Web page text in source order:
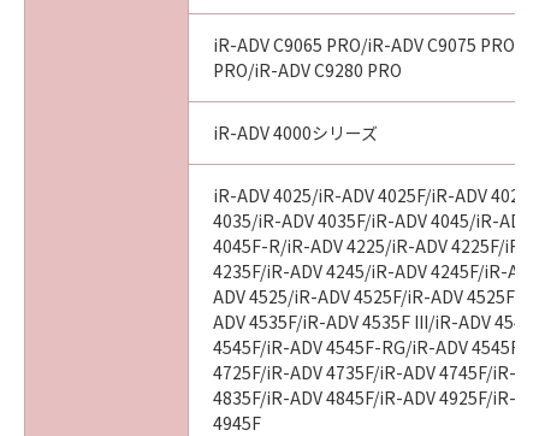
iR-ADV C9065 PRO/iR-ADV C9075 PRO/
PRO/iR-ADV C9280 PRO
iR-ADV 4000シリーズ
iR-ADV 4025/iR-ADV 4025F/iR-ADV
4035/iR-ADV 4035F/iR-ADV 4045/iR-ADV
4045F-R/iR-ADV 4225/iR-ADV 4225F/iR-
4235F/iR-ADV 4245/iR-ADV 4245F/iR-
ADV 4525/iR-ADV 4525F/iR-ADV 4525F
ADV 4535F/iR-ADV 4535F III/iR-ADV
4545F/iR-ADV 4545F-RG/iR-ADV 4545F
4725F/iR-ADV 4735F/iR-ADV 4745F/iR-
4835F/iR-ADV 4845F/iR-ADV 4925F/iR-
4945F